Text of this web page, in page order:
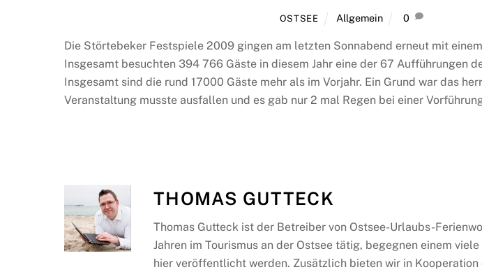
OSTSEE Allgemein 0
Die Störtebeker Festspiele 2009 gingen am letzten Sonnabend erneut mit
Insgesamt besuchten 394 766 Gäste in diesem Jahr eine der 67 Aufführungen
Insgesamt sind die rund 17000 Gäste mehr als im Vorjahr. Ein Grund war das
Veranstaltung musste ausfallen und es gab nur 2 mal Regen bei einer
THOMAS GUTTECK
Thomas Gutteck ist der Betreiber von Ostsee-Urlaubs-
Jahren im Tourismus an der Ostsee tätig, begegnen einem
hier veröffentlicht werden. Zusätzlich bieten wir in